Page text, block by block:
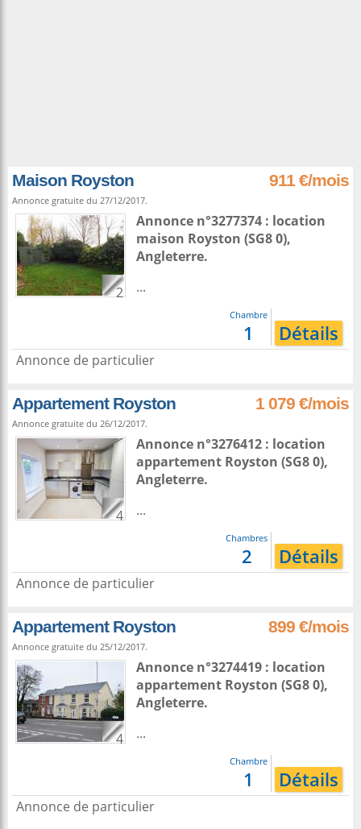
Maison Royston 911 €/mois
Annonce gratuite du 27/12/2017.
2
Annonce n°3277374 : location
maison Royston (SG8 0),
Angleterre.
...
Chambre
1 Détails
Annonce de particulier
Appartement Royston 1 079 €/mois
Annonce gratuite du 26/12/2017.
4
Annonce n°3276412 : location
appartement Royston (SG8 0),
Angleterre.
...
Chambres
2 Détails
Annonce de particulier
Appartement Royston 899 €/mois
Annonce gratuite du 25/12/2017.
4
Annonce n°3274419 : location
appartement Royston (SG8 0),
Angleterre.
...
Chambre
1 Détails
Annonce de particulier